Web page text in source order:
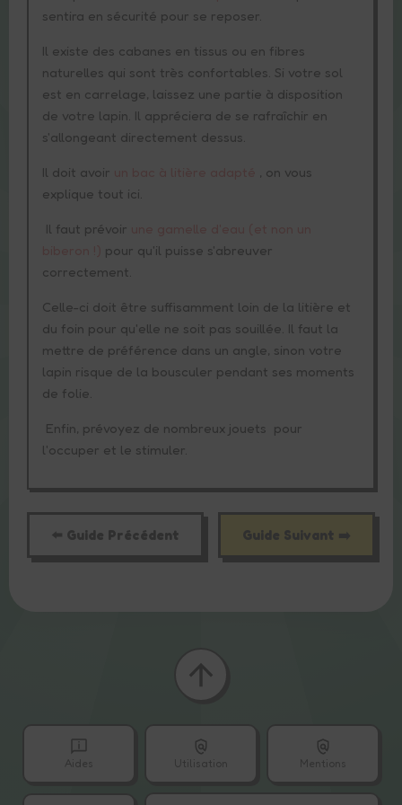
Informations
3 Furets
sentira en sécurité pour se reposer.
Il existe des cabanes en tissus ou en fibres
naturelles qui sont très confortables. Si votre sol
est en carrelage, laissez une partie à disposition
de votre lapin. Il appréciera de se rafraîchir en
s'allongeant directement dessus.
Il doit avoir
, on vous
explique tout ici.
Il faut prévoir
pour qu'il puisse s'abreuver
correctement.
Celle-ci doit être suffisamment loin de la litière et
du foin pour qu'elle ne soit pas souillée. Il faut la
mettre de préférence dans un angle, sinon votre
lapin risque de la bousculer pendant ses moments
de folie.
Enfin, prévoyez de nombreux jouets pour
l'occuper et le stimuler.
⬅️ Guide Précédent Guide Suivant ➡️
Aides Utilisation Mentions